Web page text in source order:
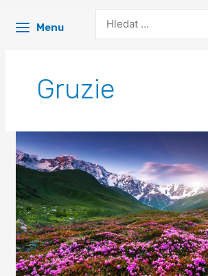
Menu
for:
Gruzie